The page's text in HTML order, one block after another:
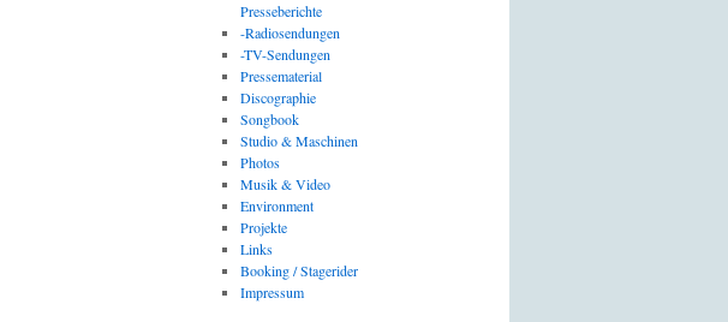
Presseberichte
-Radiosendungen
-TV-Sendungen
Pressematerial
Discographie
Songbook
Studio & Maschinen
Photos
Musik & Video
Environment
Projekte
Links
Booking / Stagerider
Impressum